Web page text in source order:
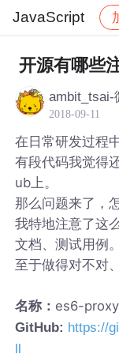
JavaScript
社区
开源有哪些
ambit_tsai-
2018-09-11
在日常研发过程
有段代码我觉得
ub上。
那么问题来了，
我特地注意了这
文档、测试用例。
至于做得对不对
名称： es6-
GitHub: https://
ll